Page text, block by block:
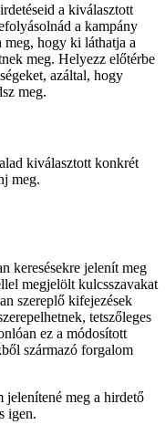
a kiválasztott
a kampány
meg, hogy ki láthatja a
meg. Helyezz előtérbe
azáltal, hogy
meg.
kiválasztott konkrét
meg.
keresésekre jelenít meg
megjelölt kulcsszavakat
szereplő kifejezések
tetszőleges
ez a módosított
származó forgalom
jelenítené meg a hirdető
igen.